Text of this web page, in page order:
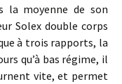
la moyenne de son
Solex double corps
à trois rapports, la
qu’à bas régime, il
vite, et permet